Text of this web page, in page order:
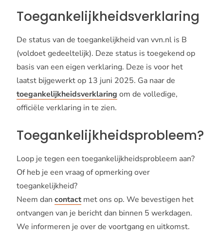
Toegankelijkheidsverklaring
De status van de toegankelijkheid van vvn.nl is B
(voldoet gedeeltelijk). Deze status is toegekend op
basis van een eigen verklaring. Deze is voor het
laatst bijgewerkt op 13 juni 2025. Ga naar de
toegankelijkheidsverklaring om de volledige,
officiële verklaring in te zien.
Toegankelijkheidsprobleem?
Loop je tegen een toegankelijkheidsprobleem aan?
Of heb je een vraag of opmerking over
toegankelijkheid?
Neem dan contactmet ons op. We bevestigen het
ontvangen van je bericht dan binnen 5 werkdagen.
We informeren je over de voortgang en uitkomst.